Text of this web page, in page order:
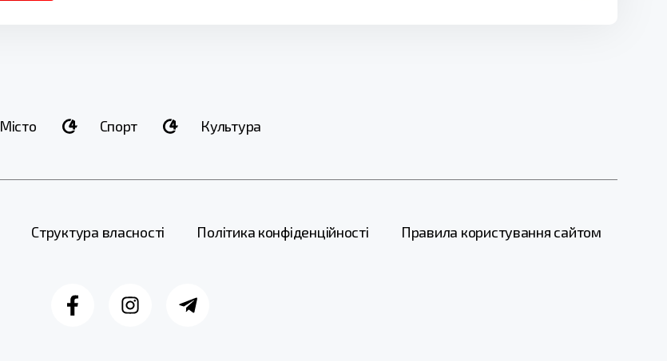
Місто Спорт Культура
Структура власності Політика конфіденційності Правила користування сайтом